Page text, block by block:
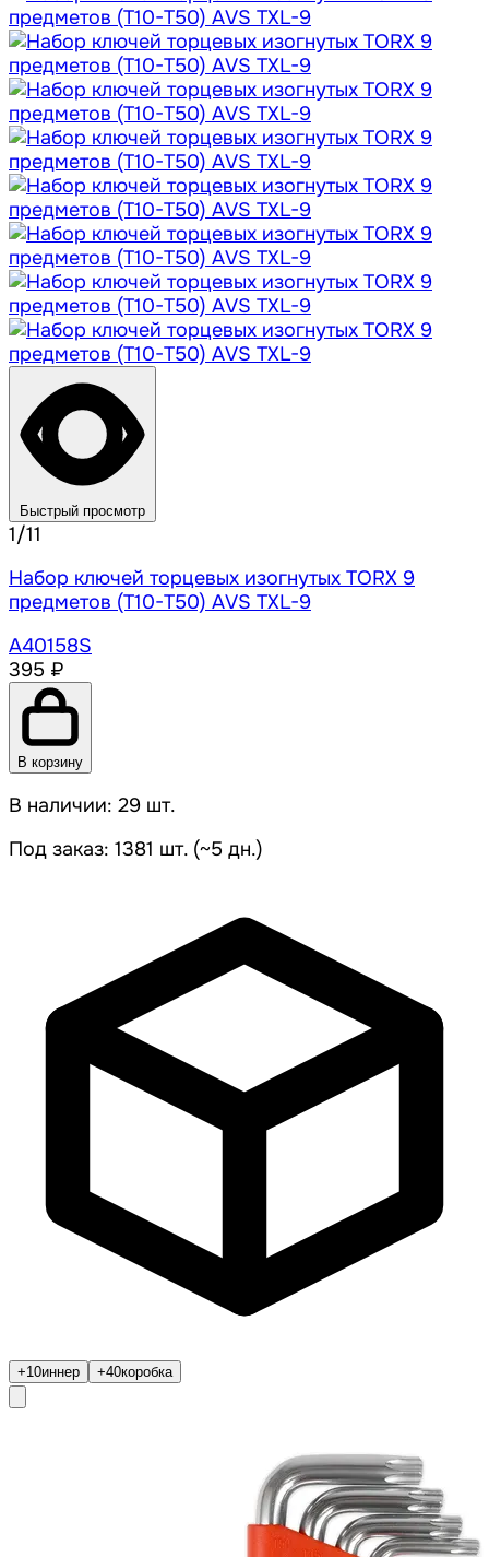
Быстрый просмотр
1/11
Набор ключей торцевых изогнутых TORX 9
предметов (T10-T50) АVS TXL-9
A40158S
395 ₽
В корзину
В наличии: 29 шт.
Под заказ: 1381 шт. (~5 дн.)
+10иннер +40коробка